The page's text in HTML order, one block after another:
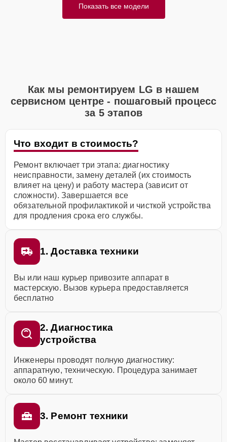
Показать все модели
Как мы ремонтируем LG в нашем
сервисном центре - пошаговый процесс
за 5 этапов
Что входит в стоимость?
Ремонт включает три этапа: диагностику
неисправности, замену деталей (их стоимость
влияет на цену) и работу мастера (зависит от
сложности). Завершается все
обязательной профилактикой и чисткой устройства
для продления срока его службы.
1. Доставка техники
Вы или наш курьер привозите аппарат в
мастерскую. Вызов курьера предоставляется
бесплатно
2. Диагностика
устройства
Инженеры проводят полную диагностику:
аппаратную, техническую. Процедура занимает
около 60 минут.
3. Ремонт техники